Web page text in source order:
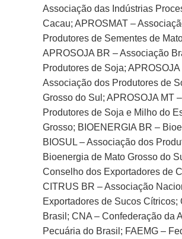
Associação das Indústrias
Cacau; APROSMAT –
Produtores de Sementes de
APROSOJA BR – Associação
Produtores de Soja; APROSOJA
Associação dos Produtores de
Grosso do Sul; APROSOJA MT
Produtores de Soja e Milho do
Grosso; BIOENERGIA BR –
BIOSUL – Associação dos
Bioenergia de Mato Grosso do
Conselho dos Exportadores de
CITRUS BR – Associação
Exportadores de Sucos Cítricos;
Brasil; CNA – Confederação da
Pecuária do Brasil; FAEMG –